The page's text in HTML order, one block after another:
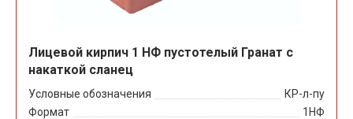
Лицевой кирпич 1 НФ пустотелый Гранат с
накаткой сланец
Условные обозначения
КР-л-пу
Формат
1НФ